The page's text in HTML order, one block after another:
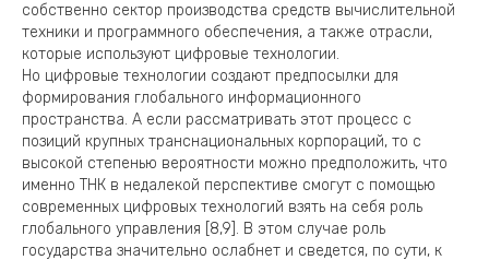
собственно сектор производства средств вычислительной
техники и программного обеспечения, а также отрасли,
которые используют цифровые технологии.
Но цифровые технологии создают предпосылки для
формирования глобального информационного
пространства. А если рассматривать этот процесс с
позиций крупных транснациональных корпораций, то с
высокой степенью вероятности можно предположить, что
именно ТНК в недалекой перспективе смогут с помощью
современных цифровых технологий взять на себя роль
глобального управления [8,9]. В этом случае роль
государства значительно ослабнет и сведется, по сути, к